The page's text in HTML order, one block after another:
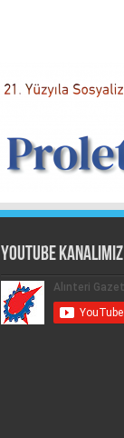
Youtube Kanalımız